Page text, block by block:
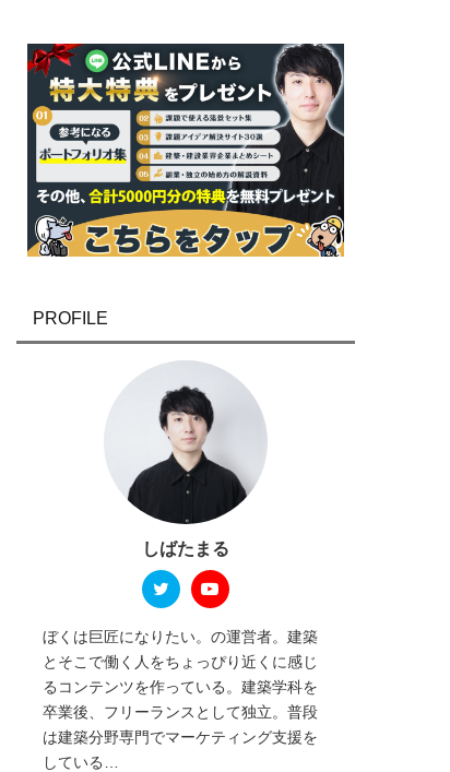
PROFILE
しばたまる
ぼくは巨匠になりたい。の運営者。建築
とそこで働く人をちょっぴり近くに感じ
るコンテンツを作っている。建築学科を
卒業後、フリーランスとして独立。普段
は建築分野専門でマーケティング支援を
している…